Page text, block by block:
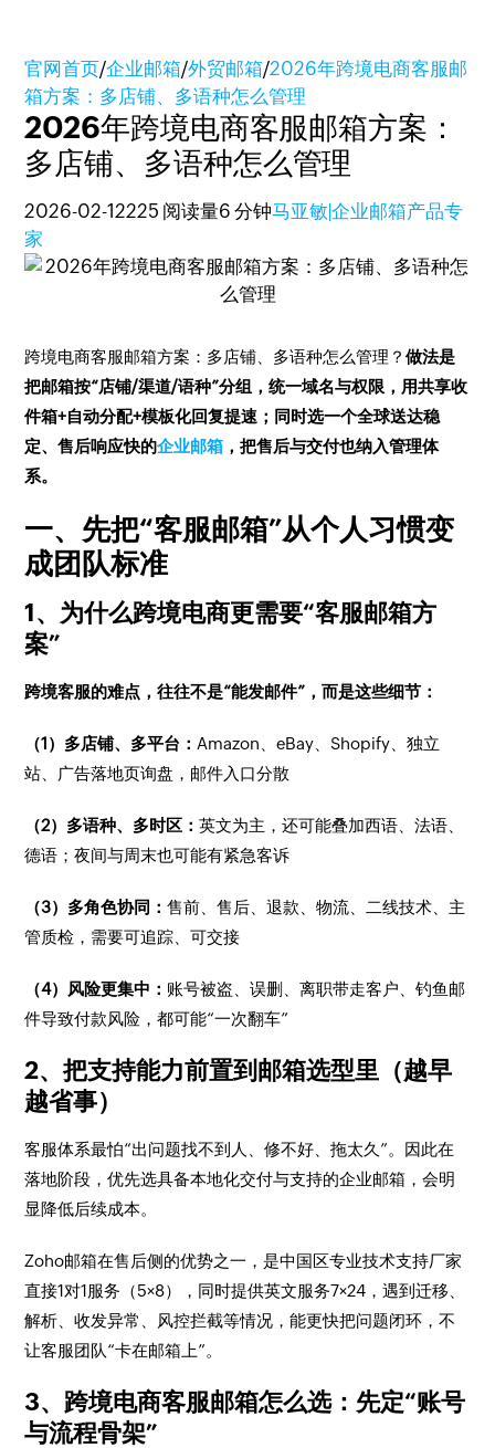
官网首页/企业邮箱/外贸邮箱/2026年跨境电商客服邮
箱方案：多店铺、多语种怎么管理
2026年跨境电商客服邮箱方案：
多店铺、多语种怎么管理
2026-02-12225 阅读量6 分钟马亚敏|企业邮箱产品专
家
跨境电商客服邮箱方案：多店铺、多语种怎么管理？做法是
把邮箱按“店铺/渠道/语种”分组，统一域名与权限，用共享收
件箱+自动分配+模板化回复提速；同时选一个全球送达稳
定、售后响应快的企业邮箱 ，把售后与交付也纳入管理体
系。
一、先把“客服邮箱”从个人习惯变
成团队标准
1、为什么跨境电商更需要“客服邮箱方
案”
跨境客服的难点，往往不是“能发邮件”，而是这些细节：
（1）多店铺、多平台： Amazon、eBay、Shopify、独立
站、广告落地页询盘，邮件入口分散
（2）多语种、多时区：英文为主，还可能叠加西语、法语、
德语；夜间与周末也可能有紧急客诉
（3）多角色协同：售前、售后、退款、物流、二线技术、主
管质检，需要可追踪、可交接
（4）风险更集中： 账号被盗、误删、离职带走客户、钓鱼邮
件导致付款风险，都可能“一次翻车”
2、把支持能力前置到邮箱选型里（越早
越省事）
客服体系最怕“出问题找不到人、修不好、拖太久”。因此在
落地阶段，优先选具备本地化交付与支持的企业邮箱，会明
显降低后续成本。
Zoho邮箱在售后侧的优势之一，是中国区专业技术支持厂家
直接1对1服务（5×8），同时提供英文服务7×24，遇到迁移、
解析、收发异常、风控拦截等情况，能更快把问题闭环，不
让客服团队“卡在邮箱上”。
3、跨境电商客服邮箱怎么选：先定“账号
与流程骨架”